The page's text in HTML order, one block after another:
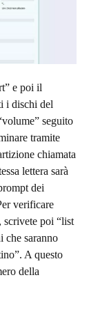
e poi il
i dischi del
seguito
tramite
chiamata
lettera sarà
dei
verificare
scrivete poi “list
che saranno
A questo
della